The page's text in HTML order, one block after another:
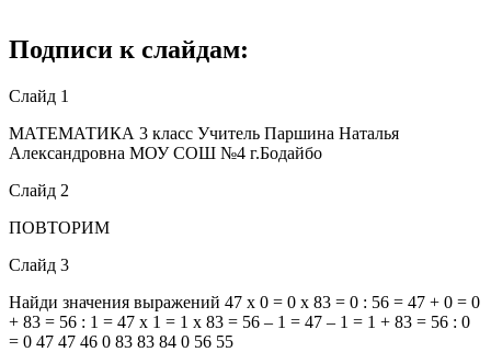
Подписи к слайдам:
Слайд 1
МАТЕМАТИКА 3 класс Учитель Паршина Наталья
Александровна МОУ СОШ №4 г.Бодайбо
Слайд 2
ПОВТОРИМ
Слайд 3
Найди значения выражений 47 х 0 = 0 х 83 = 0 : 56 = 47 + 0 = 0
+ 83 = 56 : 1 = 47 х 1 = 1 х 83 = 56 – 1 = 47 – 1 = 1 + 83 = 56 : 0
= 0 47 47 46 0 83 83 84 0 56 55